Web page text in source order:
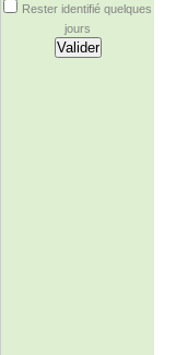
Rester identifié quelques
jours